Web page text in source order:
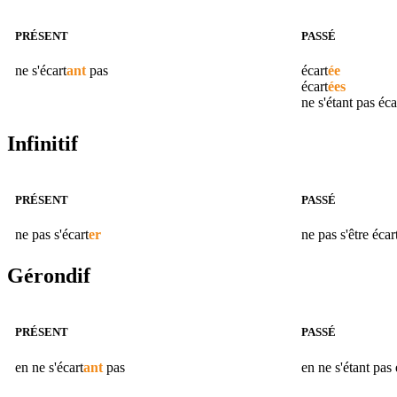
PRÉSENT
ne s'écartant pas
PASSÉ
écartée
écartées
ne s'étant pas
Infinitif
PRÉSENT
ne pas s'écarter
PASSÉ
ne pas s'être
Gérondif
PRÉSENT
en ne s'écartant pas
PASSÉ
en ne s'étant pas